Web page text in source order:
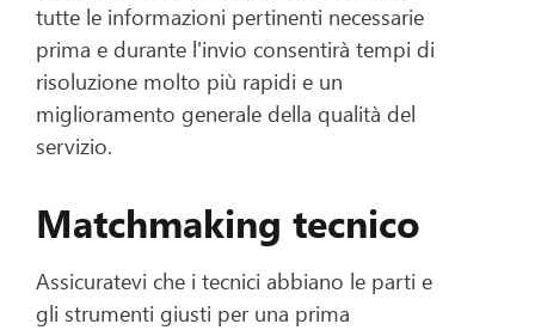
tutte le informazioni pertinenti necessarie
prima e durante l'invio consentirà tempi di
risoluzione molto più rapidi e un
miglioramento generale della qualità del
servizio.
Matchmaking tecnico
Assicuratevi che i tecnici abbiano le parti e
gli strumenti giusti per una prima